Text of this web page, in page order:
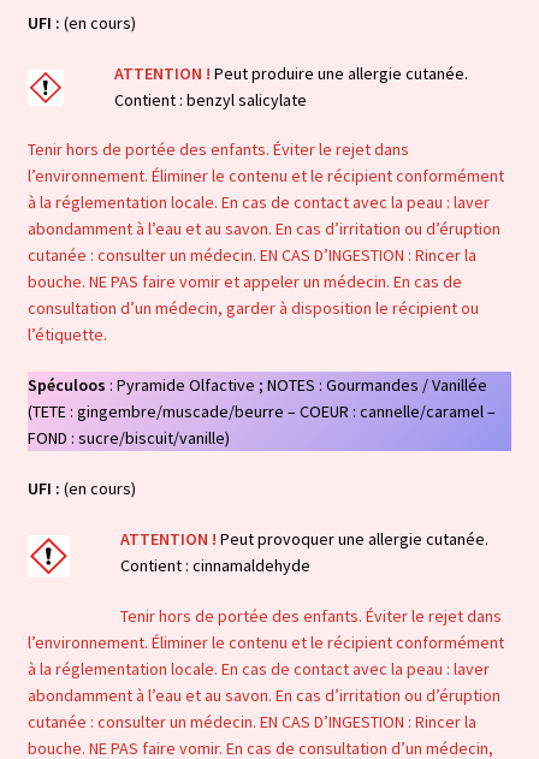
UFI : (en cours)
ATTENTION ! Peut produire une allergie cutanée.
Contient : benzyl salicylate
Tenir hors de portée des enfants. Éviter le rejet dans
l’environnement. Éliminer le contenu et le récipient conformément
à la réglementation locale. En cas de contact avec la peau : laver
abondamment à l’eau et au savon. En cas d’irritation ou d’éruption
cutanée : consulter un médecin. EN CAS D’INGESTION : Rincer la
bouche. NE PAS faire vomir et appeler un médecin. En cas de
consultation d’un médecin, garder à disposition le récipient ou
l’étiquette.
Spéculoos : Pyramide Olfactive ; NOTES : Gourmandes / Vanillée
(TETE : gingembre/muscade/beurre – COEUR : cannelle/caramel –
FOND : sucre/biscuit/vanille)
UFI : (en cours)
ATTENTION ! Peut provoquer une allergie cutanée.
Contient : cinnamaldehyde
Tenir hors de portée des enfants. Éviter le rejet dans
l’environnement. Éliminer le contenu et le récipient conformément
à la réglementation locale. En cas de contact avec la peau : laver
abondamment à l’eau et au savon. En cas d’irritation ou d’éruption
cutanée : consulter un médecin. EN CAS D’INGESTION : Rincer la
bouche. NE PAS faire vomir. En cas de consultation d’un médecin,